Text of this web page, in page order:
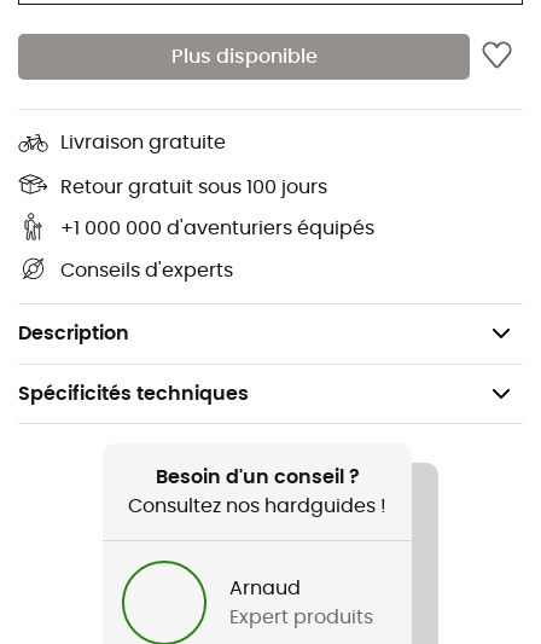
Plus disponible
Livraison gratuite
Retour gratuit sous 100 jours
+1 000 000 d'aventuriers équipés
Conseils d'experts
Description
Garantie de 5 ans
largeur - profondeur)
Dimensions dépliée : 58 x 73 cm (largeur -
profondeur)
Hauteur du siège : 45 cm
Poids : 1 500 g
Spécificités techniques
Randonnée / Trekking / Bivouac
Nom du produit
Besoin d'un conseil ?
Consultez nos hardguides !
Arnaud
Expert produits